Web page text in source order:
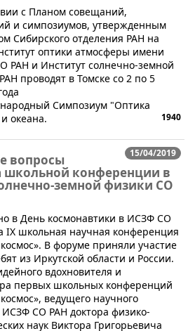
с Планом совещаний,
и симпозиумов, утвержденным
Сибирского отделения РАН на
оптики атмосферы имени
РАН и Институт солнечно-земной
проводят в Томске со 2 по 5
Cимпозиум "Оптика
океана.
1940
15/04/2019
вопросы
школьной конференции в
земной физики СО
в День космонавтики в ИСЗФ СО
IX школьная научная конференция
В форуме приняли участие
из Иркутской области и России.
вдохновителя и
первых школьных конференций
ведущего научного
ИСЗФ СО РАН доктора физико-
наук Виктора Григорьевича